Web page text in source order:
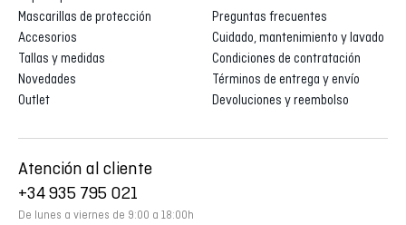
Mascarillas de protección
Accesorios
Tallas y medidas
Novedades
Outlet
Preguntas frecuentes
Cuidado, mantenimiento y lavado
Condiciones de contratación
Términos de entrega y envío
Devoluciones y reembolso
Atención al cliente
+34 935 795 021
De lunes a viernes de 9:00 a 18:00h